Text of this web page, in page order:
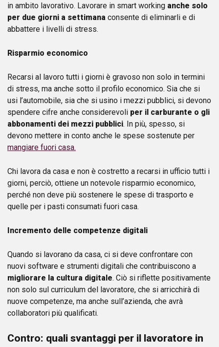
in ambito lavorativo. Lavorare in smart working anche solo
per due giorni a settimana consente di eliminarli e di
abbattere i livelli di stress.
Risparmio economico
Recarsi al lavoro tutti i giorni è gravoso non solo in termini
di stress, ma anche sotto il profilo economico. Sia che si
usi l’automobile, sia che si usino i mezzi pubblici, si devono
spendere cifre anche considerevoli per il carburante o gli
abbonamenti dei mezzi pubblici. In più, spesso, si
devono mettere in conto anche le spese sostenute per
mangiare fuori casa.
Chi lavora da casa e non è costretto a recarsi in ufficio tutti i
giorni, perciò, ottiene un notevole risparmio economico,
perché non deve più sostenere le spese di trasporto e
quelle per i pasti consumati fuori casa.
Incremento delle competenze digitali
Quando si lavorano da casa, ci si deve confrontare con
nuovi software e strumenti digitali che contribuiscono a
migliorare la cultura digitale. Ciò si riflette positivamente
non solo sul curriculum del lavoratore, che si arricchirà di
nuove competenze, ma anche sull’azienda, che avrà
collaboratori più qualificati.
Contro: quali svantaggi per il lavoratore in